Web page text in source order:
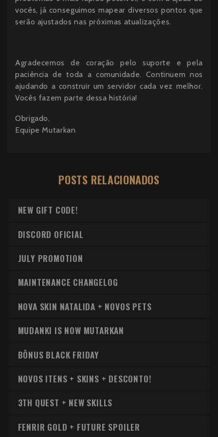
vocês, já conseguimos mapear diversos pontos que
serão ajustados nas próximas atualizações.
Agradecemos de coração pelo suporte e pela
paciência de toda a comunidade. Continuem nos
ajudando a construir um servidor cada vez melhor.
Vocês fazem parte dessa história!
Obrigado,
Equipe Mutarkan
POSTS RELACIONADOS
NEW GIFT CODE!
DISCORD OFICIAL
JULY PROMOTION
MAINTENANCE CHANGELOG
NOVA SKIN NATALIDA + NOVOS PETS
MUDANKI IS NOW MUTARKAN
BÔNUS BLACK FRIDAY
NOVOS ITENS + SKINS + DESCONTO!
3TH QUEST + NEW SKILLS
FENRIR GOLD + FUTURE SPOILER